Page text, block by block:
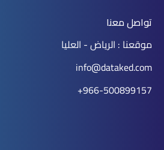
تواصل معنا
موقعنا : الرياض - العليا
info@dataked.com
966-500899157+